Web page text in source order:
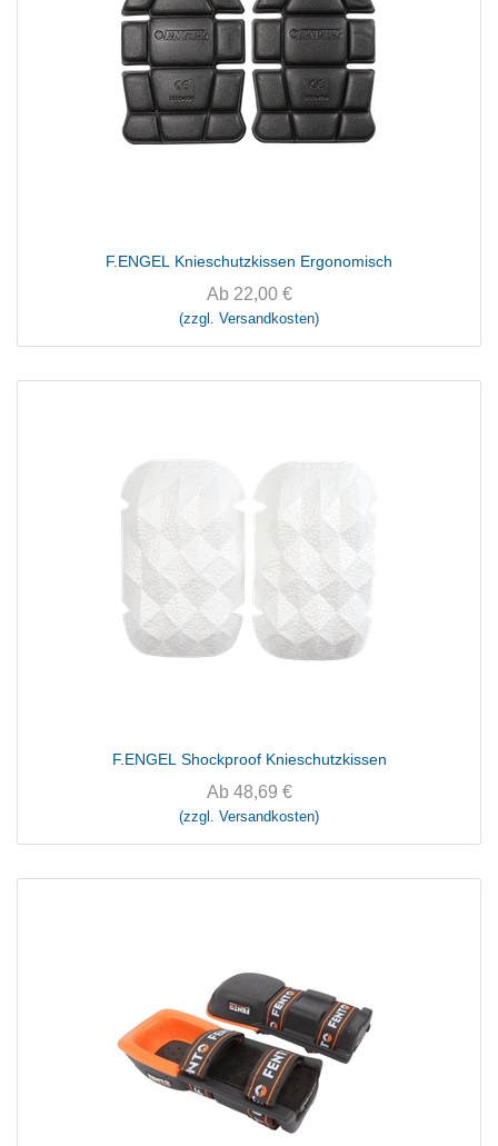
F.ENGEL Knieschutzkissen Ergonomisch
Ab 22,00€
(zzgl. Versandkosten)
F.ENGEL Shockproof Knieschutzkissen
Ab 48,69 €
(zzgl. Versandkosten)